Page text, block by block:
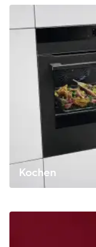
Kochen